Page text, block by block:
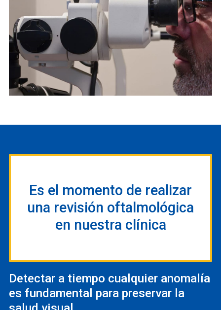
Es el momento de realizar
una revisión oftalmológica
en nuestra clínica
Detectar a tiempo cualquier anomalía
es fundamental para preservar la